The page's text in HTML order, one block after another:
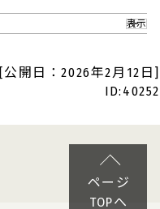
表示
[公開日：2026年2月12日]
ID:40252
ページ
TOPへ